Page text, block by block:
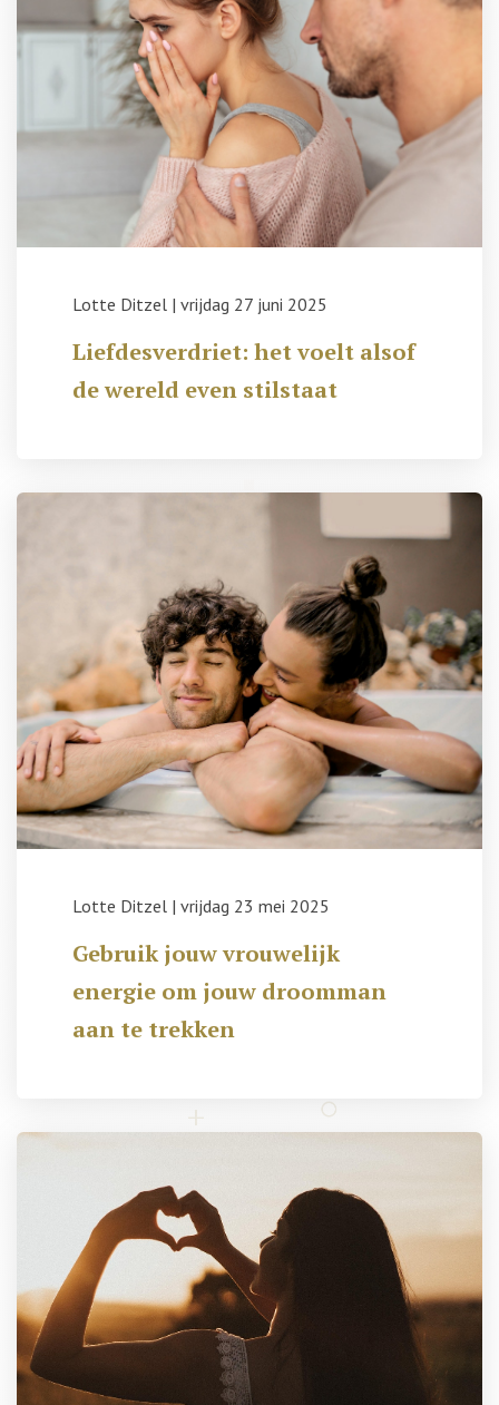
Lotte Ditzel | vrijdag 27 juni 2025
Liefdesverdriet: het voelt alsof
de wereld even stilstaat
Lotte Ditzel | vrijdag 23 mei 2025
Gebruik jouw vrouwelijk
energie om jouw droomman
aan te trekken